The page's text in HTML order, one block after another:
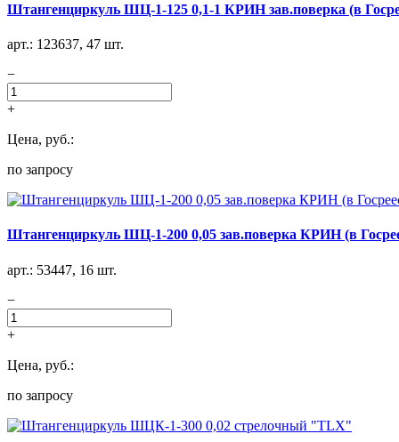
Штангенциркуль ШЦ-1-125 0,1-1 КРИН зав.поверка (в
арт.: 123637, 47 шт.
−
+
Цена, руб.:
по запросу
Штангенциркуль ШЦ-1-200 0,05 зав.поверка КРИН (в
арт.: 53447, 16 шт.
−
+
Цена, руб.:
по запросу